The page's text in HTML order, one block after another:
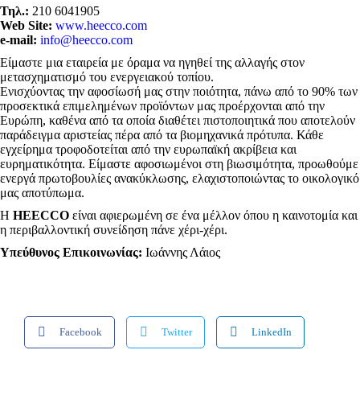
Τηλ.: 210 6041905
Web Site: www.heecco.com
e-mail: info@heecco.com
Είμαστε μια εταιρεία με όραμα να ηγηθεί της αλλαγής στον
μετασχηματισμό του ενεργειακού τοπίου.
Ενισχύοντας την αφοσίωσή μας στην ποιότητα, πάνω από το 90% των
προσεκτικά επιμελημένων προϊόντων μας προέρχονται από την
Ευρώπη, καθένα από τα οποία διαθέτει πιστοποιητικά που αποτελούν
παράδειγμα αριστείας πέρα από τα βιομηχανικά πρότυπα. Κάθε
εγχείρημα τροφοδοτείται από την ευρωπαϊκή ακρίβεια και
ευρηματικότητα. Είμαστε αφοσιωμένοι στη βιωσιμότητα, προωθούμε
ενεργά πρωτοβουλίες ανακύκλωσης, ελαχιστοποιώντας το οικολογικό
μας αποτύπωμα.
Η HEECCO είναι αφιερωμένη σε ένα μέλλον όπου η καινοτομία και
η περιβαλλοντική συνείδηση πάνε χέρι-χέρι.
Yπεύθυνος Επικοινωνίας: Ιωάννης Λάιος
Facebook Twitter LinkedIn